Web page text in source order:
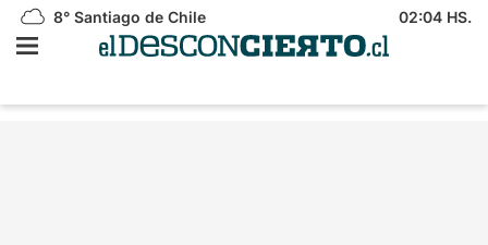
8° Santiago de Chile 02:04 HS.